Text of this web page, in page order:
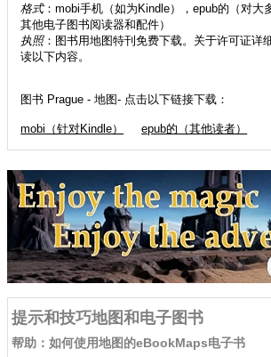
格式：mobi手机（如为Kindle），epub的（对大
其他电子图书阅读器和配件）
执照：图书用地图特刊免费下载。关于许可证详
读以下内容。
图书 Prague - 地图- 点击以下链接下载：
mobi（针对Kindle） epub的（其他读者）
提示和技巧地图和电子图书
帮助：如何使用地图的eBookMaps电子书